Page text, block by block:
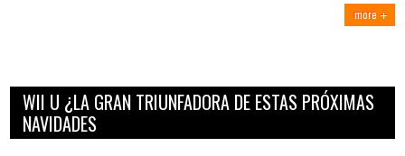
more
WII U ¿LA GRAN TRIUNFADORA DE ESTAS PRÓXIMAS
NAVIDADES